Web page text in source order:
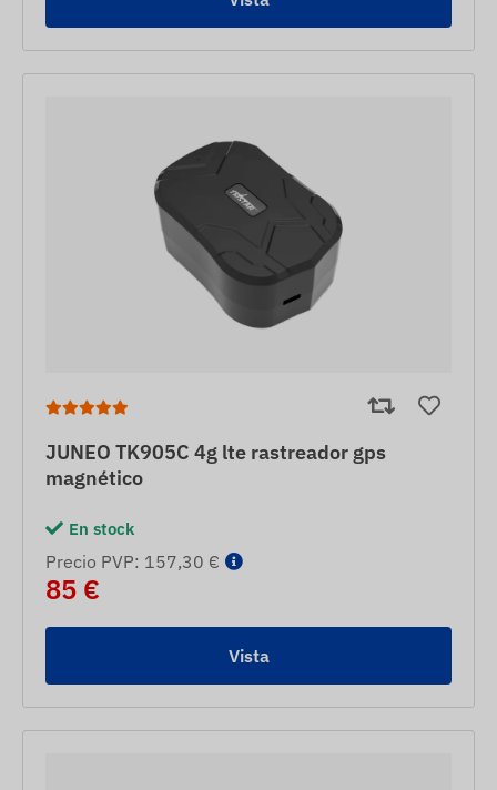
JUNEO TK905C 4g lte rastreador gps
magnético
En stock
Precio PVP: 157,30 €
85 €
Vista